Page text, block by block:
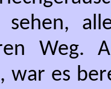
Weg.
war es